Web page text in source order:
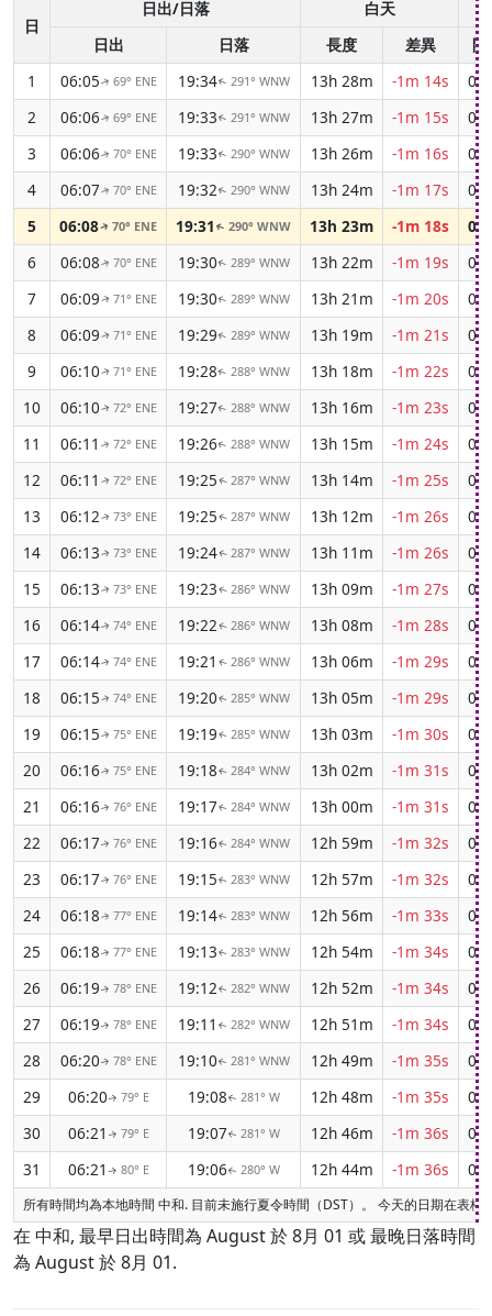
日
日出/日落 白天
日出
日落 長度 差異
開
1
06:05↑ 69° ENE 19:34↑ 291° WNW 13h 28m -1m 14s
2
06:06↑ 69° ENE 19:33↑ 291° WNW 13h 27m -1m 15s
3
06:06↑ 70° ENE 19:33↑ 290° WNW 13h 26m -1m 16s
4
06:07↑ 70° ENE 19:32↑ 290° WNW 13h 24m -1m 17s
5
06:08↑70° ENE 19:31 ↑290° WNW 13h 23m -1m 18s
6
06:08↑ 70° ENE 19:30↑ 289° WNW 13h 22m -1m 19s
7
06:09↑ 71° ENE 19:30↑ 289° WNW 13h 21m -1m 20s
8
06:09↑ 71° ENE 19:29↑ 289° WNW 13h 19m -1m 21s
9
06:10↑ 71° ENE 19:28↑ 288° WNW 13h 18m -1m 22s
10
06:10↑ 72° ENE 19:27↑ 288° WNW 13h 16m -1m 23s
11
06:11 ↑ 72° ENE 19:26↑ 288° WNW 13h 15m -1m 24s
12
06:11 ↑ 72° ENE 19:25↑ 287° WNW 13h 14m -1m 25s
13
06:12↑ 73° ENE 19:25↑ 287° WNW 13h 12m -1m 26s
14
06:13↑ 73° ENE 19:24↑ 287° WNW 13h 11m -1m 26s
15
06:13↑ 73° ENE 19:23↑ 286° WNW 13h 09m -1m 27s
16
06:14↑ 74° ENE 19:22↑ 286° WNW 13h 08m -1m 28s
17
06:14↑ 74° ENE 19:21 ↑ 286° WNW 13h 06m -1m 29s
18
06:15↑ 74° ENE 19:20↑ 285° WNW 13h 05m -1m 29s
19
06:15↑ 75° ENE 19:19↑ 285° WNW 13h 03m -1m 30s
20
06:16↑ 75° ENE 19:18↑ 284° WNW 13h 02m -1m 31s
21
06:16↑ 76° ENE 19:17↑ 284° WNW 13h 00m -1m 31s
22
06:17↑ 76° ENE 19:16↑ 284° WNW 12h 59m -1m 32s
23
06:17↑ 76° ENE 19:15↑ 283° WNW 12h 57m -1m 32s
24
06:18↑ 77° ENE 19:14↑ 283° WNW 12h 56m -1m 33s
25
06:18↑ 77° ENE 19:13↑ 283° WNW 12h 54m -1m 34s
26
06:19↑ 78° ENE 19:12↑ 282° WNW 12h 52m -1m 34s
27
06:19↑ 78° ENE 19:11 ↑ 282° WNW 12h 51m -1m 34s
28
06:20↑ 78° ENE 19:10↑ 281° WNW 12h 49m -1m 35s
29
06:20↑ 79° E 19:08↑ 281° W 12h 48m -1m 35s
30
06:21 ↑ 79° E 19:07↑ 281° W 12h 46m -1m 36s
31
06:21 ↑ 80° E 19:06↑ 280° W 12h 44m -1m 36s
所有時間均為本地時間 中和. 目前未施行夏令時間（DST）。 今天的日期在表格
在 中和, 最早日出時間為 August 於 8月 01 或 最晚日落時間
為 August 於 8月 01.